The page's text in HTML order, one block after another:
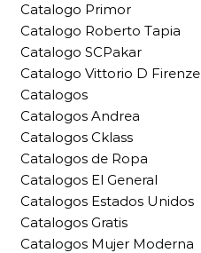
Catalogo Primor
Catalogo Roberto Tapia
Catalogo SCPakar
Catalogo Vittorio D Firenze
Catalogos
Catalogos Andrea
Catalogos Cklass
Catalogos de Ropa
Catalogos El General
Catalogos Estados Unidos
Catalogos Gratis
Catalogos Mujer Moderna